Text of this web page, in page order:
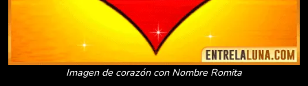
Imagen de corazón con Nombre Romita